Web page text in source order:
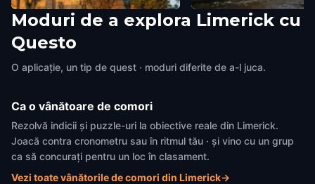
St Mary's Cathedral
Limerick,Ireland
King Johns
Moduri de a explora Limerick cu
Questo
O aplicație, un tip de quest · moduri diferite de a-l juca.
Ca o vânătoare de comori
Rezolvă indicii și puzzle-uri la obiective reale din Limerick.
Joacă contra cronometru sau în ritmul tău · și vino cu un grup
ca să concurați pentru un loc în clasament.
Vezi toate vânătorile de comori din Limerick→